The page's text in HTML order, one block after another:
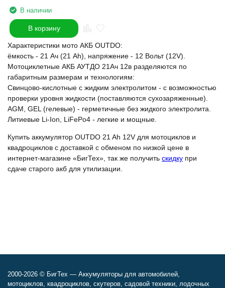
В наличии
В корзину
Характеристики мото АКБ OUTDO:
ёмкость - 21 Ач (21 Ah), напряжение - 12 Вольт (12V).
Мотоциклетные АКБ АУТДО 21Ач 12в разделяются по
габаритным размерам и технологиям:
Свинцово-кислотные с жидким электролитом - с возможностью
проверки уровня жидкости (поставляются сухозаряженные).
AGM, GEL (гелевые) - герметичные без жидкого электролита.
Литиевые Li-Ion, LiFePo4 - легкие и мощные.
Купить аккумулятор OUTDO 21 Ah 12V для мотоциклов и
квадроциклов с доставкой с обменом по низкой цене в
интернет-магазине «БигТех», так же получить скидку при
сдаче старого акб для утилизации.
2000-2026 © БигТех — Аккумуляторы для автомобилей,
мотоциклов, квадроциклов, скутеров, садовой техники, лодочных